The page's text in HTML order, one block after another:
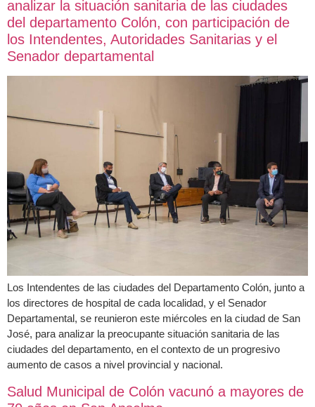
analizar la situación sanitaria de las ciudades
del departamento Colón, con participación de
los Intendentes, Autoridades Sanitarias y el
Senador departamental
Los Intendentes de las ciudades del Departamento Colón, junto a
los directores de hospital de cada localidad, y el Senador
Departamental, se reunieron este miércoles en la ciudad de San
José, para analizar la preocupante situación sanitaria de las
ciudades del departamento, en el contexto de un progresivo
aumento de casos a nivel provincial y nacional.
Salud Municipal de Colón vacunó a mayores de